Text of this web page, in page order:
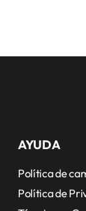
AYUDA
Política de
Política de